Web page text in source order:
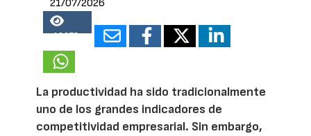
21/07/2026
18673
La productividad ha sido tradicionalmente
uno de los grandes indicadores de
competitividad empresarial. Sin embargo,